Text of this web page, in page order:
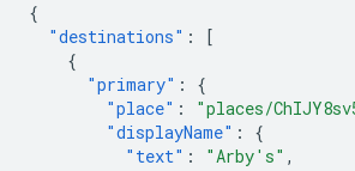
{
"destinations" :
[
{
"primary" :
{
"place" :
"places/
"displayName" :
{
"text" : "Arby's" ,